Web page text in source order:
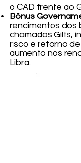
o CAD frente ao
Bônus
rendimentos dos
chamados Gilts,
risco e retorno
aumento nos
Libra.